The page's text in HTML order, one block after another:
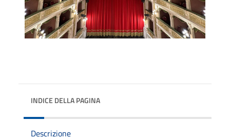
INDICE DELLA PAGINA
Descrizione